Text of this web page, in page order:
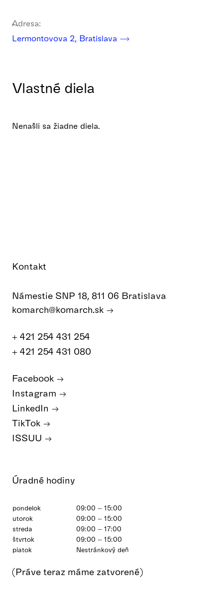
Adresa:
Lermontovova 2, Bratislava
Vlastné diela
Nenašli sa žiadne diela.
Úradné hodiny
pondelok
09:00 – 15:00
utorok
09:00 – 15:00
streda
09:00 – 17:00
štvrtok
09:00 – 15:00
piatok
Nestránkový deň
(Práve teraz máme zatvorené)
Kontakt
Námestie SNP 18, 811 06 Bratislava
komarch@komarch.sk
+ 421 254 431 254
+ 421 254 431 080
Facebook
Instagram
LinkedIn
TikTok
ISSUU